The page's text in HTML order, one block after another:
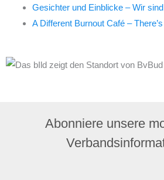
Gesichter und Einblicke – Wir
A Different Burnout Café –
Abonniere unsere